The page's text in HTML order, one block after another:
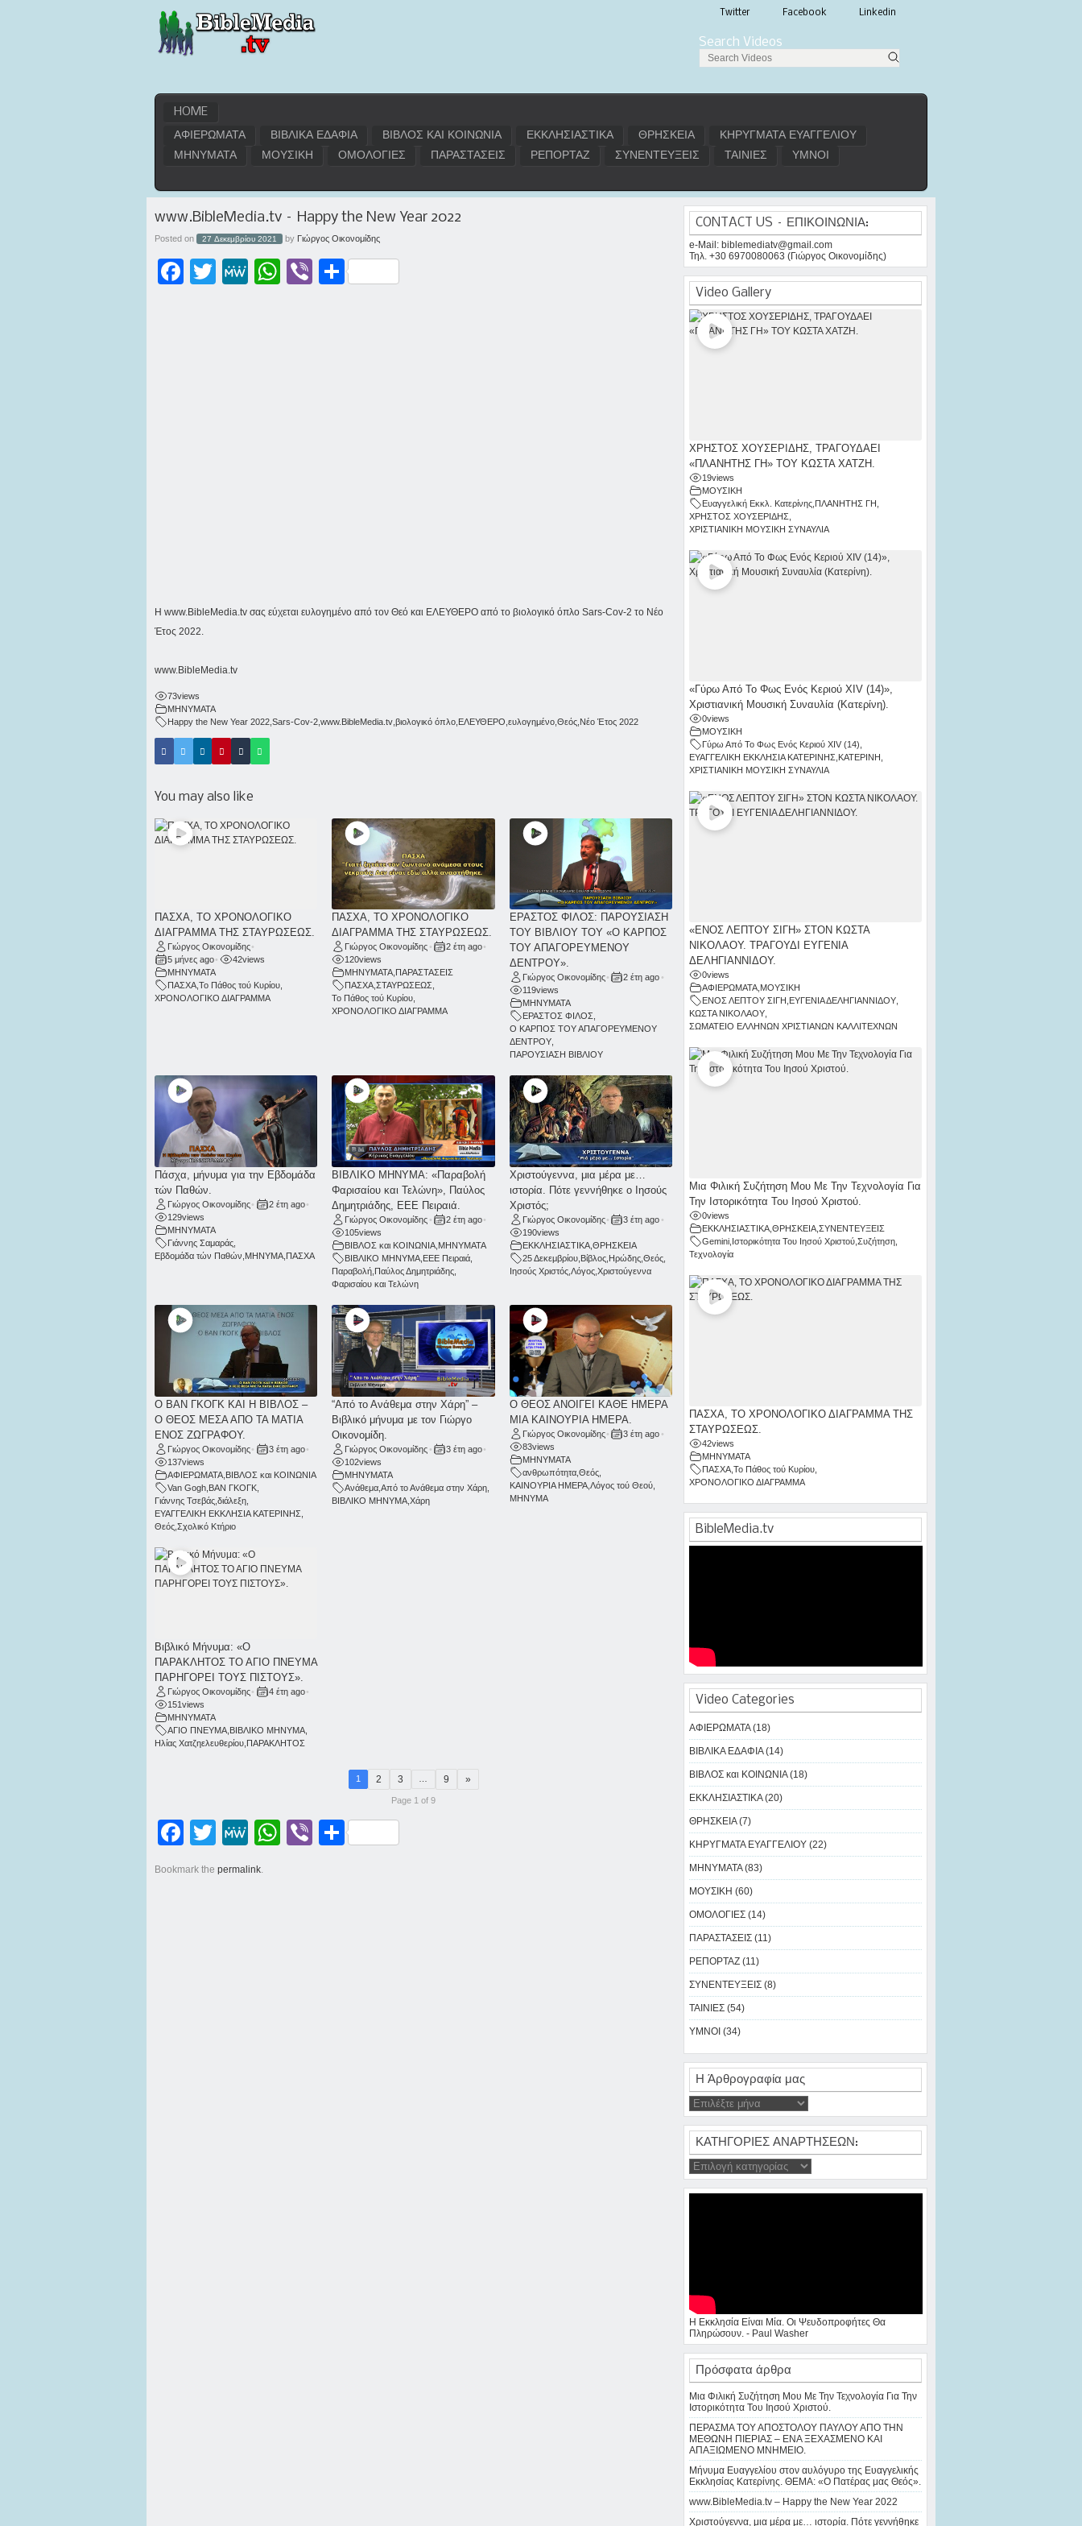
Twitter Facebook Linkedin
Search Videos
HOME
ΑΦΙΕΡΩΜΑΤΑ
ΒΙΒΛΙΚΑ ΕΔΑΦΙΑ ΒΙΒΛΟΣ ΚΑΙ ΚΟΙΝΩΝΙΑ ΕΚΚΛΗΣΙΑΣΤΙΚΑ ΘΡΗΣΚΕΙΑ
ΚΗΡΥΓΜΑΤΑ ΕΥΑΓΓΕΛΙΟΥ
ΜΗΝΥΜΑΤΑ
ΜΟΥΣΙΚΗ ΟΜΟΛΟΓΙΕΣ ΠΑΡΑΣΤΑΣΕΙΣ ΡΕΠΟΡΤΑΖ ΣΥΝΕΝΤΕΥΞΕΙΣ ΤΑΙΝΙΕΣ ΥΜΝΟΙ
www.BibleMedia.tv – Happy the New Year 2022
Posted on 27 Δεκεμβρίου 2021 by Γιώργος Οικονομίδης
Facebook Twitter MeWe WhatsAppViber Μοιραστείτε
Η www.BibleMedia.tv σας εύχεται ευλογημένο από τον Θεό και ΕΛΕΥΘΕΡΟ από το βιολογικό όπλο Sars-Cov-2 το Νέο
Έτος 2022.
www.BibleMedia.tv
73views
ΜΗΝΥΜΑΤΑ
Happy the New Year 2022 Sars-Cov-2 www.BibleMedia.tv βιολογικό όπλο ΕΛΕΥΘΕΡΟ ευλογημένο Θεός Νέο Έτος 2022
You may also like
ΠΑΣΧΑ, ΤΟ ΧΡΟΝΟΛΟΓΙΚΟ
ΔΙΑΓΡΑΜΜΑ ΤΗΣ ΣΤΑΥΡΩΣΕΩΣ.
Γιώργος Οικονομίδης•
5 μήνες ago• 42views
ΜΗΝΥΜΑΤΑ
ΠΑΣΧΑ Το Πάθος τού Κυρίου
ΧΡΟΝΟΛΟΓΙΚΟ ΔΙΑΓΡΑΜΜΑ
ΠΑΣΧΑ, ΤΟ ΧΡΟΝΟΛΟΓΙΚΟ
ΔΙΑΓΡΑΜΜΑ ΤΗΣ ΣΤΑΥΡΩΣΕΩΣ.
Γιώργος Οικονομίδης • 2 έτη ago•
120views
ΜΗΝΥΜΑΤΑ ΠΑΡΑΣΤΑΣΕΙΣ
ΠΑΣΧΑ ,ΣΤΑΥΡΩΣΕΩΣ
Το Πάθος τού Κυρίου
ΧΡΟΝΟΛΟΓΙΚΟ ΔΙΑΓΡΑΜΜΑ
ΕΡΑΣΤΟΣ ΦΙΛΟΣ: ΠΑΡΟΥΣΙΑΣΗ
ΤΟΥ ΒΙΒΛΙΟΥ ΤΟΥ «Ο ΚΑΡΠΟΣ
ΤΟΥ ΑΠΑΓΟΡΕΥΜΕΝΟΥ
ΔΕΝΤΡΟΥ».
Γιώργος Οικονομίδης• 2 έτη ago •
119views
ΜΗΝΥΜΑΤΑ
ΕΡΑΣΤΟΣ ΦΙΛΟΣ
Ο ΚΑΡΠΟΣ ΤΟΥ ΑΠΑΓΟΡΕΥΜΕΝΟΥ
ΔΕΝΤΡΟΥ,
ΠΑΡΟΥΣΙΑΣΗ ΒΙΒΛΙΟΥ
Πάσχα, μήνυμα για την Εβδομάδα
τών Παθών.
Γιώργος Οικονομίδης• 2 έτη ago•
129views
ΜΗΝΥΜΑΤΑ
Γιάννης Σαμαράς
Εβδομάδα τών Παθών ΜΗΝΥΜΑ ΠΑΣΧΑ
ΒΙΒΛΙΚΟ ΜΗΝΥΜΑ: «Παραβολή
Φαρισαίου και Τελώνη», Παύλος
Δημητριάδης, ΕΕΕ Πειραιά.
Γιώργος Οικονομίδης • 2 έτη ago•
105views
ΒΙΒΛΟΣ και ΚΟΙΝΩΝΙΑ ΜΗΝΥΜΑΤΑ
ΒΙΒΛΙΚΟ ΜΗΝΥΜΑ ΕΕΕ Πειραιά
Παραβολή Παύλος Δημητριάδης
Φαρισαίου και Τελώνη
Χριστούγεννα, μια μέρα με…
ιστορία. Πότε γεννήθηκε ο Ιησούς
Χριστός;
Γιώργος Οικονομίδης• 3 έτη ago •
190views
ΕΚΚΛΗΣΙΑΣΤΙΚΑ, ΘΡΗΣΚΕΙΑ
25 Δεκεμβρίου, Βίβλος, Ηρώδης, Θεός,
Ιησούς Χριστός, Λόγος, Χριστούγεννα
Ο ΒΑΝ ΓΚΟΓΚ ΚΑΙ Η ΒΙΒΛΟΣ –
Ο ΘΕΟΣ ΜΕΣΑ ΑΠΟ ΤΑ ΜΑΤΙΑ
ΕΝΟΣ ΖΩΓΡΑΦΟΥ.
Γιώργος Οικονομίδης• 3 έτη ago•
137views
ΑΦΙΕΡΩΜΑΤΑ ΒΙΒΛΟΣ και ΚΟΙΝΩΝΙΑ
Van Gogh ΒΑΝ ΓΚΟΓΚ
Γιάννης Τσεβάς διάλεξη
ΕΥΑΓΓΕΛΙΚΗ ΕΚΚΛΗΣΙΑ ΚΑΤΕΡΙΝΗΣ
Θεός Σχολικό Κτήριο
“Από το Ανάθεμα στην Χάρη” –
Βιβλικό μήνυμα με τον Γιώργο
Οικονομίδη.
Γιώργος Οικονομίδης • 3 έτη ago•
102views
ΜΗΝΥΜΑΤΑ
Ανάθεμα ,Από το Ανάθεμα στην Χάρη
ΒΙΒΛΙΚΟ ΜΗΝΥΜΑ ,Χάρη
Ο ΘΕΟΣ ΑΝΟΙΓΕΙ ΚΑΘΕ ΗΜΕΡΑ
ΜΙΑ ΚΑΙΝΟΥΡΙΑ ΗΜΕΡΑ.
Γιώργος Οικονομίδης• 3 έτη ago •
83views
ΜΗΝΥΜΑΤΑ
ανθρωπότητα, Θεός,
ΚΑΙΝΟΥΡΙΑ ΗΜΕΡΑ, Λόγος τού Θεού,
ΜΗΝΥΜΑ
Βιβλικό Μήνυμα: «Ο
ΠΑΡΑΚΛΗΤΟΣ ΤΟ ΑΓΙΟ ΠΝΕΥΜΑ
ΠΑΡΗΓΟΡΕΙ ΤΟΥΣ ΠΙΣΤΟΥΣ».
Γιώργος Οικονομίδης• 4 έτη ago•
151views
ΜΗΝΥΜΑΤΑ
ΑΓΙΟ ΠΝΕΥΜΑ ΒΙΒΛΙΚΟ ΜΗΝΥΜΑ
Ηλίας Χατζηελευθερίου ΠΑΡΑΚΛΗΤΟΣ
1 2 3 9 »
Page 1 of 9
Facebook Twitter MeWe WhatsAppViber Μοιραστείτε
Bookmark the permalink.
CONTACT US – ΕΠΙΚΟΙΝΩΝΙΑ:
e-Mail: biblemediatv@gmail.com
Τηλ. +30 6970080063 (Γιώργος Οικονομίδης)
Video Gallery
ΧΡΗΣΤΟΣ ΧΟΥΣΕΡΙΔΗΣ, ΤΡΑΓΟΥΔΑΕΙ
«ΠΛΑΝΗΤΗΣ ΓΗ» ΤΟΥ ΚΩΣΤΑ ΧΑΤΖΗ.
19views
ΜΟΥΣΙΚΗ
Ευαγγελική Εκκλ. Κατερίνης, ΠΛΑΝΗΤΗΣ ΓΗ
ΧΡΗΣΤΟΣ ΧΟΥΣΕΡΙΔΗΣ
ΧΡΙΣΤΙΑΝΙΚΗ ΜΟΥΣΙΚΗ ΣΥΝΑΥΛΙΑ
«Γύρω Από Το Φως Ενός Κεριού ΧΙV (14)»,
Χριστιανική Μουσική Συναυλία (Κατερίνη).
0views
ΜΟΥΣΙΚΗ
Γύρω Από Το Φως Ενός Κεριού ΧΙV (14)
ΕΥΑΓΓΕΛΙΚΗ ΕΚΚΛΗΣΙΑ ΚΑΤΕΡΙΝΗΣ ΚΑΤΕΡΙΝΗ
ΧΡΙΣΤΙΑΝΙΚΗ ΜΟΥΣΙΚΗ ΣΥΝΑΥΛΙΑ
«ΕΝΟΣ ΛΕΠΤΟΥ ΣΙΓΗ» ΣΤΟΝ ΚΩΣΤΑ
ΝΙΚΟΛΑΟΥ. ΤΡΑΓΟΥΔΙ ΕΥΓΕΝΙΑ
ΔΕΛΗΓΙΑΝΝΙΔΟΥ.
0views
ΑΦΙΕΡΩΜΑΤΑ, ΜΟΥΣΙΚΗ
ΕΝΟΣ ΛΕΠΤΟΥ ΣΙΓΗ ΕΥΓΕΝΙΑ ΔΕΛΗΓΙΑΝΝΙΔΟΥ,
ΚΩΣΤΑ ΝΙΚΟΛΑΟΥ,
ΣΩΜΑΤΕΙΟ ΕΛΛΗΝΩΝ ΧΡΙΣΤΙΑΝΩΝ ΚΑΛΛΙΤΕΧΝΩΝ
Μια Φιλική Συζήτηση Μου Με Την Τεχνολογία Για
Την Ιστορικότητα Του Ιησού Χριστού.
0views
ΕΚΚΛΗΣΙΑΣΤΙΚΑ, ΘΡΗΣΚΕΙΑ, ΣΥΝΕΝΤΕΥΞΕΙΣ
Gemini, Ιστορικότητα Του Ιησού Χριστού, Συζήτηση,
Τεχνολογία
ΠΑΣΧΑ, ΤΟ ΧΡΟΝΟΛΟΓΙΚΟ ΔΙΑΓΡΑΜΜΑ ΤΗΣ
ΣΤΑΥΡΩΣΕΩΣ.
42views
ΜΗΝΥΜΑΤΑ
ΠΑΣΧΑ, Το Πάθος τού Κυρίου,
ΧΡΟΝΟΛΟΓΙΚΟ ΔΙΑΓΡΑΜΜΑ
BibleMedia.tv
Video Categories
ΑΦΙΕΡΩΜΑΤΑ (18)
ΒΙΒΛΙΚΑ ΕΔΑΦΙΑ (14)
ΒΙΒΛΟΣ και ΚΟΙΝΩΝΙΑ (18)
ΕΚΚΛΗΣΙΑΣΤΙΚΑ (20)
ΘΡΗΣΚΕΙΑ (7)
ΚΗΡΥΓΜΑΤΑ ΕΥΑΓΓΕΛΙΟΥ (22)
ΜΗΝΥΜΑΤΑ (83)
ΜΟΥΣΙΚΗ (60)
ΟΜΟΛΟΓΙΕΣ (14)
ΠΑΡΑΣΤΑΣΕΙΣ (11)
ΡΕΠΟΡΤΑΖ (11)
ΣΥΝΕΝΤΕΥΞΕΙΣ (8)
ΤΑΙΝΙΕΣ (54)
ΥΜΝΟΙ (34)
Η Άρθρογραφία μας
ΚΑΤΗΓΟΡΙΕΣ ΑΝΑΡΤΗΣΕΩΝ:
Η Εκκλησία Είναι Μία. Οι Ψευδοπροφήτες Θα
Πληρώσουν. - Paul Washer
Πρόσφατα άρθρα
Μια Φιλική Συζήτηση Μου Με Την Τεχνολογία Για Την
Ιστορικότητα Του Ιησού Χριστού.
ΠΕΡΑΣΜΑ ΤΟΥ ΑΠΟΣΤΟΛΟΥ ΠΑΥΛΟΥ ΑΠΟ ΤΗΝ
ΜΕΘΩΝΗ ΠΙΕΡΙΑΣ – ΕΝΑ ΞΕΧΑΣΜΕΝΟ ΚΑΙ
ΑΠΑΞΙΩΜΕΝΟ ΜΝΗΜΕΙΟ.
Μήνυμα Ευαγγελίου στον αυλόγυρο της Ευαγγελικής
Εκκλησίας Κατερίνης. ΘΕΜΑ: «Ο Πατέρας μας Θεός».
www.BibleMedia.tv – Happy the New Year 2022
Χριστούγεννα, μια μέρα με… ιστορία. Πότε γεννήθηκε